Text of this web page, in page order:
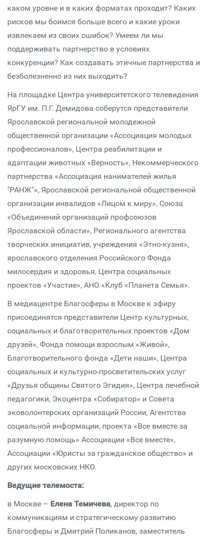
каком уровне и в каких форматах проходит? Каких
рисков мы боимся больше всего и какие уроки
извлекаем из своих ошибок? Умеем ли мы
поддерживать партнерство в условиях
конкуренции? Как создавать этичные партнерства и
безболезненно из них выходить?
На площадке Центра университетского телевидения
ЯрГУ им. П.Г. Демидова соберутся представители
Ярославской региональной молодежной
общественной организации «Ассоциация молодых
профессионалов», Центра реабилитации и
адаптации животных «Верность», Некоммерческого
партнерства «Ассоциация нанимателей жилья
"РАНЖ"», Ярославской региональной общественной
организации инвалидов «Лицом к миру», Союза
«Объединений организаций профсоюзов
Ярославской области», Регионального агентства
творческих инициатив, учреждения «Этно-кузня»,
ярославского отделения Российского Фонда
милосердия и здоровья, Центра социальных
проектов «Участие», АНО «Клуб «Планета Семья».
В медиацентре Благосферы в Москве к эфиру
присоединятся представители Центр культурных,
социальных и благотворительных проектов «Дом
друзей», Фонда помощи взрослым «Живой»,
Благотворительного фонда «Дети наши», Центра
социальных и культурно-просветительских услуг
«Друзья общины Святого Эгидия», Центра лечебной
педагогики, Экоцентра «Собиратор» и Совета
эковолонтерских организаций России, Агентства
социальной информации, проекта «Все вместе за
разумную помощь» Ассоциации «Все вместе»,
Ассоциации «Юристы за гражданское общество» и
других московских НКО.
Ведущие телемоста:
в Москве – Елена Темичева, директор по
коммуникациям и стратегическому развитию
Благосферы и Дмитрий Поликанов, заместитель